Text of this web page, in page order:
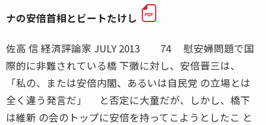
ナの安倍首相とビートたけし
佐高 信 経済評論家 JULY 2013 74 慰安婦問題で国
際的に非難されている橋 下徹に対し、安倍晋三は、
「私の、または安倍内閣、あるいは自民党 の立場とは
全く違う発言だ」 と否定に大童だが、しかし、橋下
は維新 の会のトップに安倍を持ってこようとしたこ と